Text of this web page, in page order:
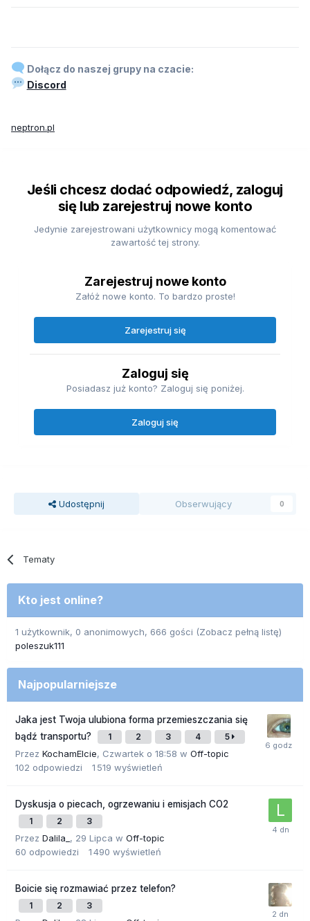
Dołącz do naszej grupy na czacie:
Discord
neptron.pl
Jeśli chcesz dodać odpowiedź, zaloguj
się lub zarejestruj nowe konto
Jedynie zarejestrowani użytkownicy mogą komentować
zawartość tej strony.
Zarejestruj nowe konto
Załóż nowe konto. To bardzo proste!
Zarejestruj się
Zaloguj się
Posiadasz już konto? Zaloguj się poniżej.
Zaloguj się
Udostępnij Obserwujący 0
Tematy
Kto jest online?
1 użytkownik, 0 anonimowych, 666 gości (Zobacz pełną listę)
poleszuk111
Najpopularniejsze
Jaka jest Twoja ulubiona forma przemieszczania się
bądź transportu?
1 2 3 4 5
Przez KochamElcie, Czwartek o 18:58 w Off-topic
102 odpowiedzi 1 519 wyświetleń
Dyskusja o piecach, ogrzewaniu i emisjach CO2
1 2 3
Przez Dalila_ , 29 Lipca w Off-topic
60 odpowiedzi 1 490 wyświetleń
Boicie się rozmawiać przez telefon?
1 2 3